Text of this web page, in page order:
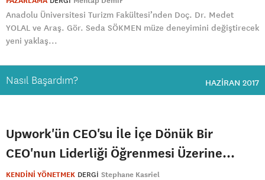
Anadolu Üniversitesi Turizm Fakültesi’nden Doç. Dr. Medet
YOLAL ve Araş. Gör. Seda SÖKMEN müze deneyimini değiştirecek
yeni yaklaş...
Nasıl Başardım? HAZIRAN 2017
Upwork'ün CEO'su İle İçe Dönük Bir
CEO'nun Liderliği Öğrenmesi Üzerine...
KENDİNİ YÖNETMEK DERGI Stephane Kasriel